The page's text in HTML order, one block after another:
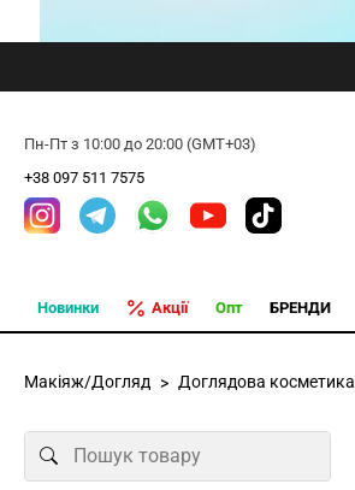
Пн-Пт з 10:00 до 20:00 (GMT+03)
+38 097 511 7575
Новинки Акції Опт БРЕНДИ
Макіяж/Догляд Доглядова косметика